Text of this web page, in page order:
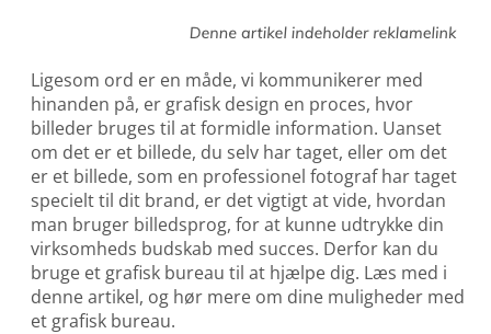
Ligesom ord er en måde, vi kommunikerer med
hinanden på, er grafisk design en proces, hvor
billeder bruges til at formidle information. Uanset
om det er et billede, du selv har taget, eller om det
er et billede, som en professionel fotograf har taget
specielt til dit brand, er det vigtigt at vide, hvordan
man bruger billedsprog, for at kunne udtrykke din
virksomheds budskab med succes. Derfor kan du
bruge et grafisk bureau til at hjælpe dig. Læs med i
denne artikel, og hør mere om dine muligheder med
et grafisk bureau.